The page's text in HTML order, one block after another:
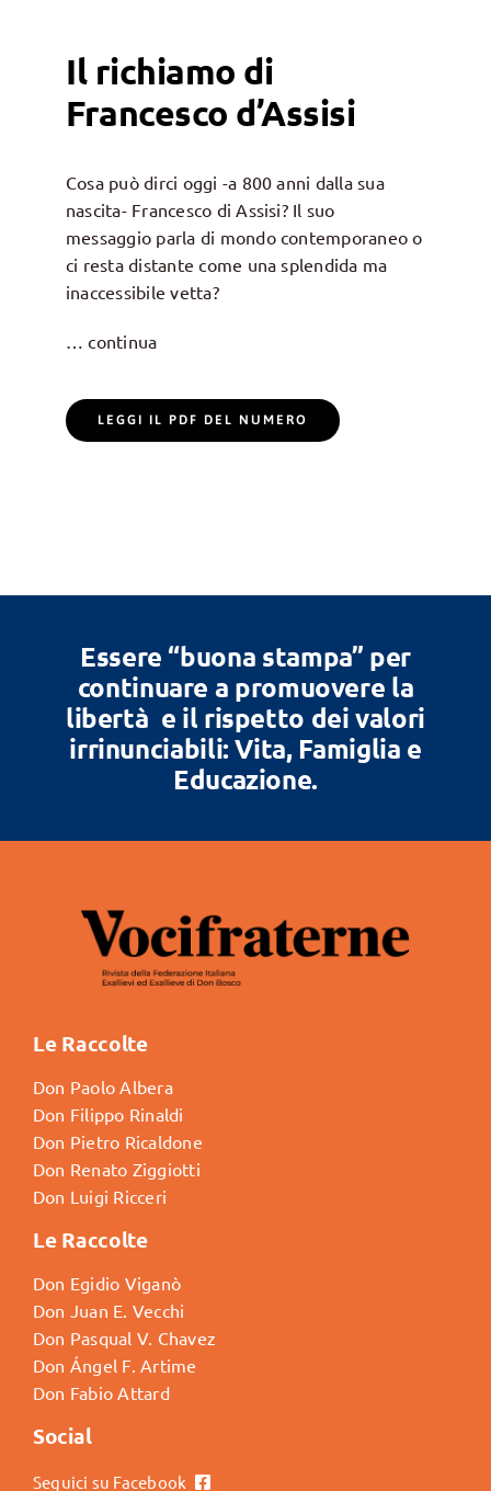
Il richiamo di
Francesco d’Assisi
Cosa può dirci oggi -a 800 anni dalla sua
nascita- Francesco di Assisi? Il suo
messaggio parla di mondo contemporaneo o
ci resta distante come una splendida ma
inaccessibile vetta?
… continua
LEGGI IL PDF DEL NUMERO
Essere “buona stampa” per
continuare a promuovere la
libertà e il rispetto dei valori
irrinunciabili: Vita, Famiglia e
Educazione.
Le Raccolte
Don Paolo Albera
Don Filippo Rinaldi
Don Pietro Ricaldone
Don Renato Ziggiotti
Don Luigi Ricceri
Le Raccolte
Don Egidio Viganò
Don Juan E. Vecchi
Don Pasqual V. Chavez
Don Ángel F. Artime
Don Fabio Attard
Social
Seguici su Facebook